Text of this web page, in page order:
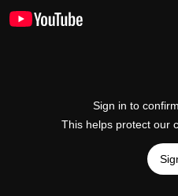
Sign in to
This helps protect our